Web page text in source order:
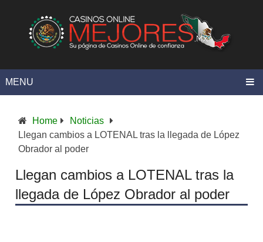
MENU
Home
Noticias
Llegan cambios a LOTENAL tras la llegada de López
Obrador al poder
Llegan cambios a LOTENAL tras la
llegada de López Obrador al poder